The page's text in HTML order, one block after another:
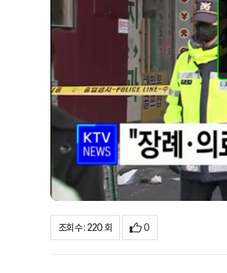
조회수 : 220 회 0